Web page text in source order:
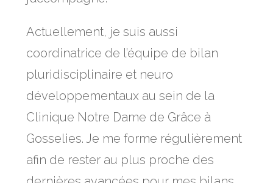
Actuellement, je suis aussi
coordinatrice de l’équipe de bilan
pluridisciplinaire et neuro
développementaux au sein de la
Clinique Notre Dame de Grâce à
Gosselies. Je me forme régulièrement
afin de rester au plus proche des